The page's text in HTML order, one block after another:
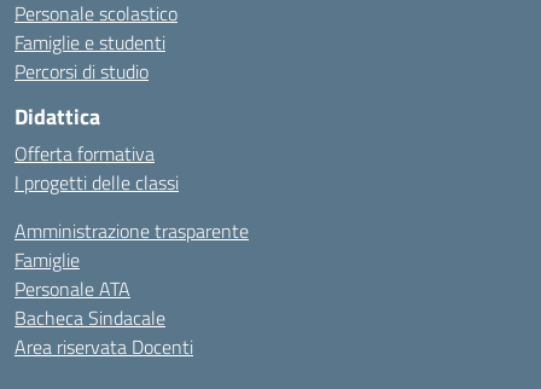
Personale scolastico
Famiglie e studenti
Percorsi di studio
Didattica
Offerta formativa
I progetti delle classi
Amministrazione trasparente
Famiglie
Personale ATA
Bacheca Sindacale
Area riservata Docenti